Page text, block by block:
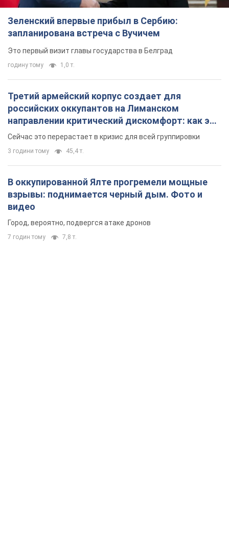
Зеленский впервые прибыл в Сербию:
запланирована встреча с Вучичем
Это первый визит главы государства в Белград
годину тому 1,0 т.
Третий армейский корпус создает для
российских оккупантов на Лиманском
направлении критический дискомфорт: как это
удалось
Сейчас это перерастает в кризис для всей группировки
3 години тому 45,4 т.
В оккупированной Ялте прогремели мощные
взрывы: поднимается черный дым. Фото и
видео
Город, вероятно, подвергся атаке дронов
7 годин тому 7,8 т.